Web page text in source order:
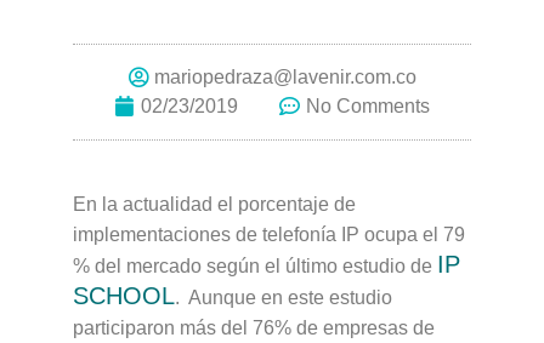
mariopedraza@lavenir.com.co
02/23/2019
No Comments
En la actualidad el porcentaje de
implementaciones de telefonía IP ocupa el 79
% del mercado según el último estudio de IP
SCHOOL. Aunque en este estudio
participaron más del 76% de empresas de